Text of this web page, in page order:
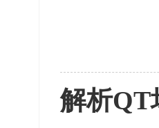
解析QT